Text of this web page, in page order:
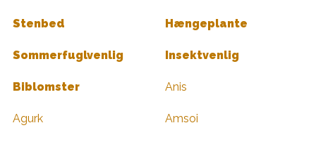
Stenbed Hængeplante
Sommerfuglvenlig Insektvenlig
Biblomster Anis
Agurk Amsoi